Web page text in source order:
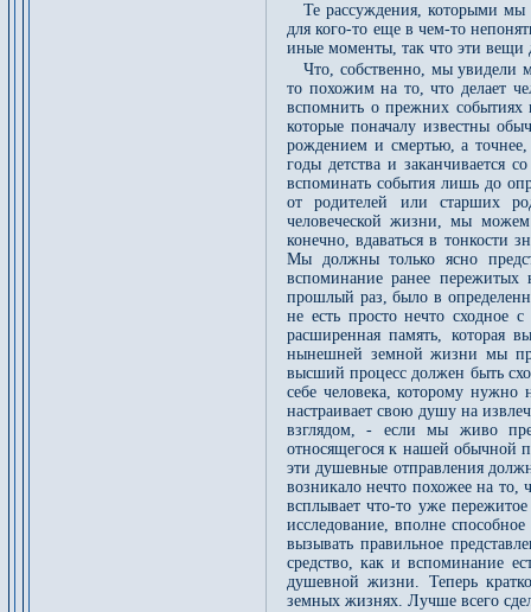
Те рассуждения, которыми мы
для кого-то еще в чем-то
иные моменты, так что эти вещи
Что, собственно, мы увидели
то похожим на то, что делает
вспомнить о прежних
которые поначалу известны
рождением и смертью, а
годы детства и заканчивается
вспоминать события лишь до
от родителей или старших
человеческой жизни, мы
конечно, вдаваться в
Мы должны только ясно
вспоминание ранее
прошлый раз, было в
не есть просто нечто
расширенная память, которая
нынешней земной жизни мы
высший процесс должен быть
себе человека, которому
настраивает свою душу на
взглядом, - если мы живо
относящегося к нашей обычной
эти душевные отправления
возникало нечто похожее на то,
всплывает что-то уже
исследование, вполне
вызывать правильное
средство, как и вспоминание
душевной жизни. Теперь
земных жизнях. Лучше всего